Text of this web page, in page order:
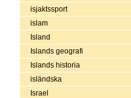
isjaktssport
islam
Island
Islands geografi
Islands historia
isländska
Israel